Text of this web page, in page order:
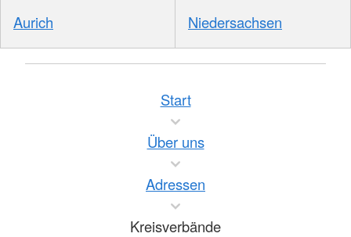
Aurich Niedersachsen
Start
Über uns
Adressen
Kreisverbände